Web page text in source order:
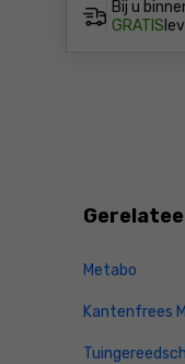
Bij u
GRATIS
Metabo
Kantenfrees